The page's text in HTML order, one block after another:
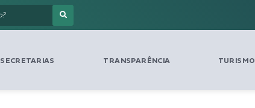
SECRETARIAS TRANSPARÊNCIA TURISMO